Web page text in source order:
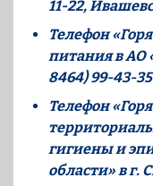
11-22,
Телефон
питания в АО
8464) 99-43-35
Телефон
гигиены и
области» в г.